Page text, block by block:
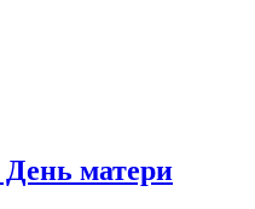
матери